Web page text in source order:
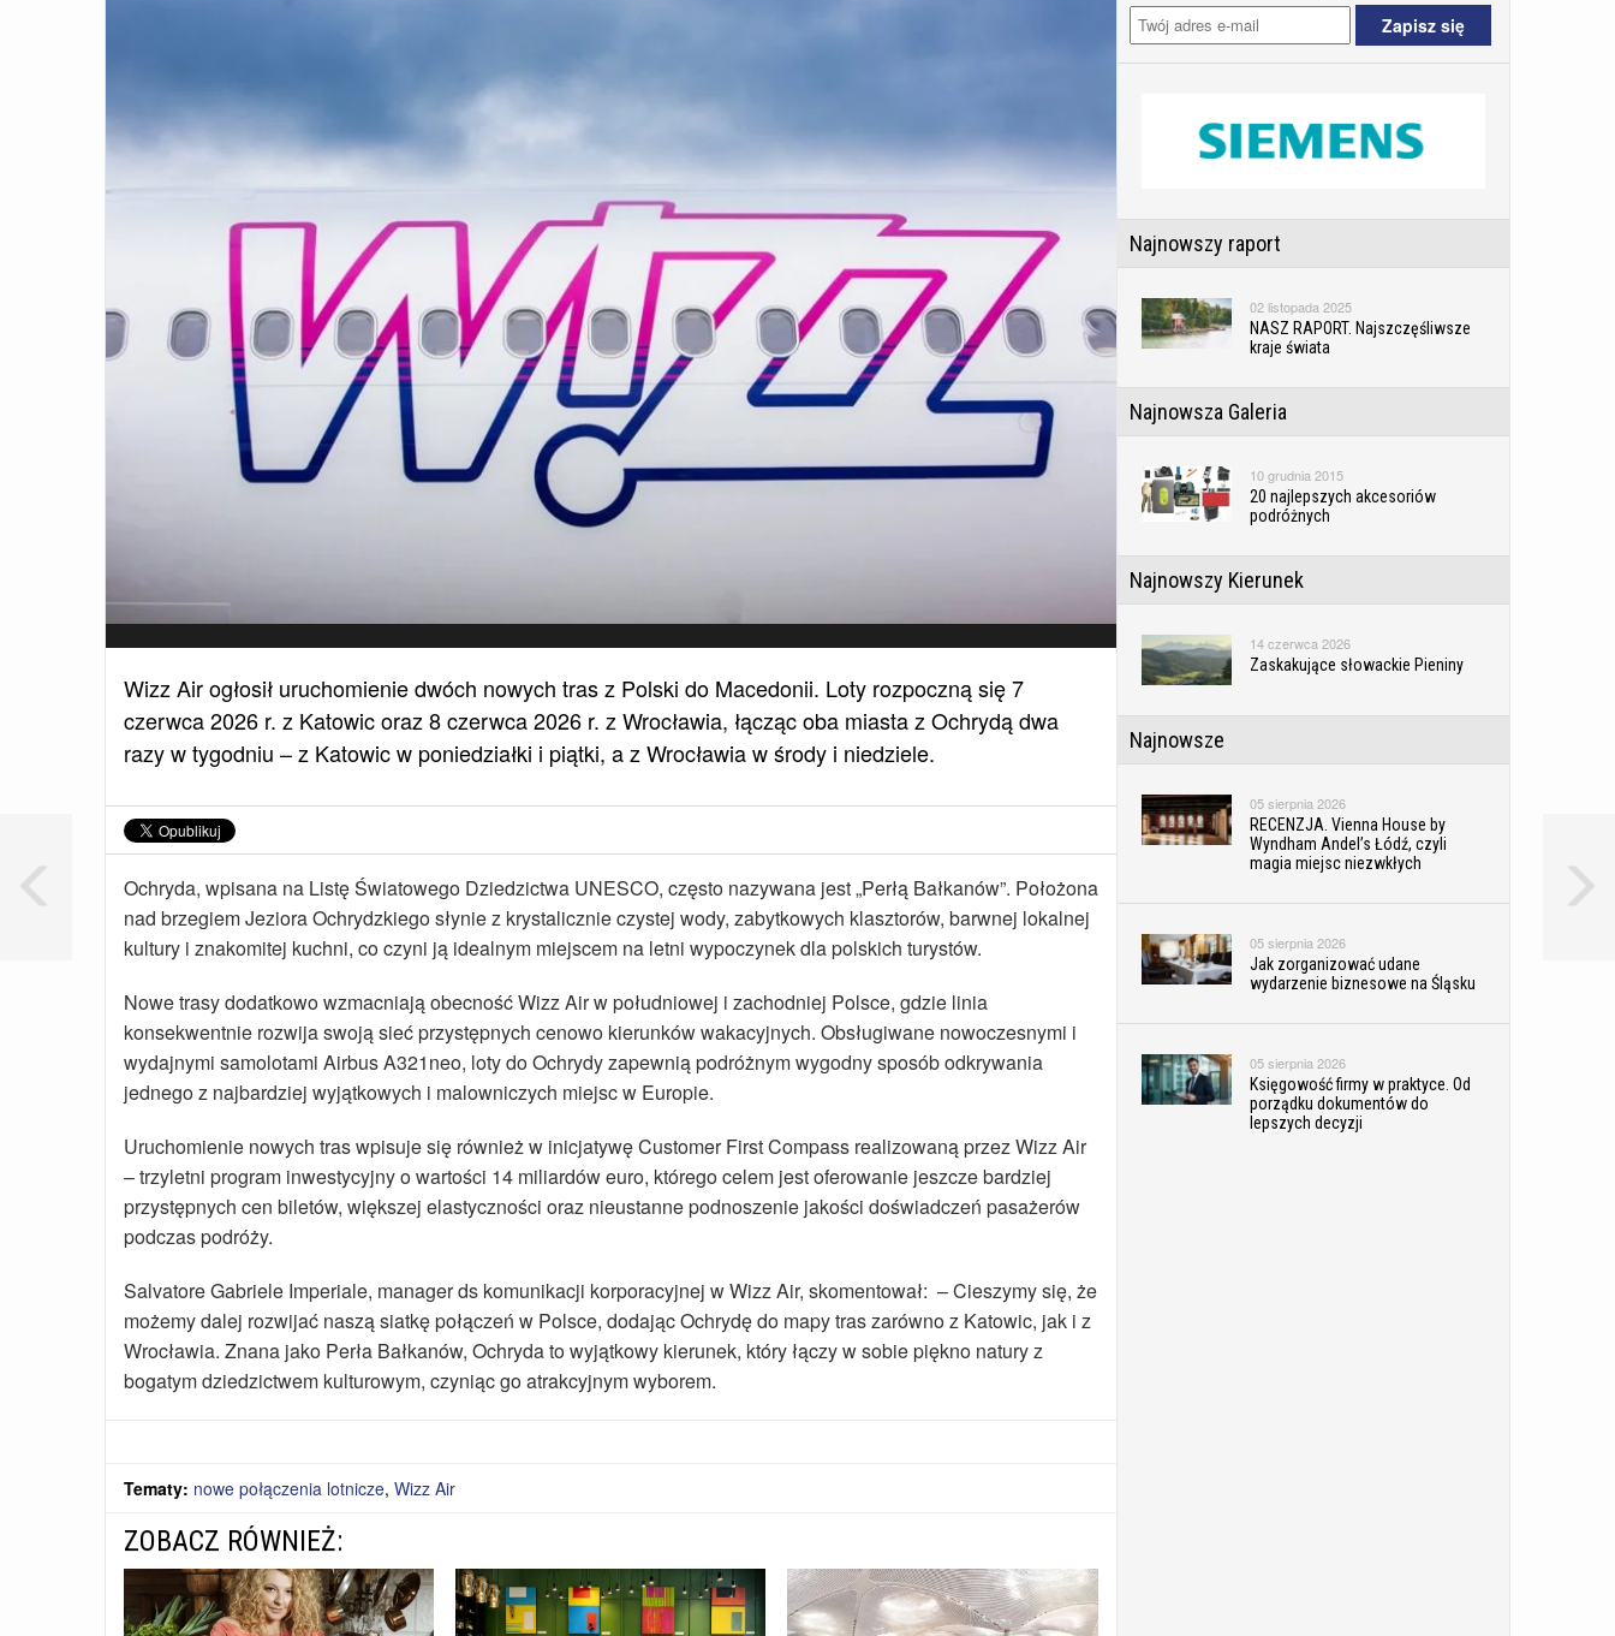
Wizz Air ogłosił uruchomienie dwóch nowych tras z Polski do Macedonii. Loty rozpoczną się 7
czerwca 2026 r. z Katowic oraz 8 czerwca 2026 r. z Wrocławia, łącząc oba miasta z Ochrydą dwa
razy w tygodniu – z Katowic w poniedziałki i piątki, a z Wrocławia w środy i niedziele.
Ochryda, wpisana na Listę Światowego Dziedzictwa UNESCO, często nazywana jest „Perłą Bałkanów”. Położona
nad brzegiem Jeziora Ochrydzkiego słynie z krystalicznie czystej wody, zabytkowych klasztorów, barwnej lokalnej
kultury i znakomitej kuchni, co czyni ją idealnym miejscem na letni wypoczynek dla polskich turystów.
Nowe trasy dodatkowo wzmacniają obecność Wizz Air w południowej i zachodniej Polsce, gdzie linia
konsekwentnie rozwija swoją sieć przystępnych cenowo kierunków wakacyjnych. Obsługiwane nowoczesnymi i
wydajnymi samolotami Airbus A321neo, loty do Ochrydy zapewnią podróżnym wygodny sposób odkrywania
jednego z najbardziej wyjątkowych i malowniczych miejsc w Europie.
Uruchomienie nowych tras wpisuje się również w inicjatywę Customer First Compass realizowaną przez Wizz Air
– trzyletni program inwestycyjny o wartości 14 miliardów euro, którego celem jest oferowanie jeszcze bardziej
przystępnych cen biletów, większej elastyczności oraz nieustanne podnoszenie jakości doświadczeń pasażerów
podczas podróży.
Salvatore Gabriele Imperiale, manager ds komunikacji korporacyjnej w Wizz Air, skomentował: – Cieszymy się, że
możemy dalej rozwijać naszą siatkę połączeń w Polsce, dodając Ochrydę do mapy tras zarówno z Katowic, jak i z
Wrocławia. Znana jako Perła Bałkanów, Ochryda to wyjątkowy kierunek, który łączy w sobie piękno natury z
bogatym dziedzictwem kulturowym, czyniąc go atrakcyjnym wyborem.
Tematy: nowe połączenia lotnicze, Wizz Air
ZOBACZ RÓWNIEŻ:
Najnowszy raport
02 listopada 2025
NASZ RAPORT. Najszczęśliwsze
kraje świata
Najnowsza Galeria
10 grudnia 2015
20 najlepszych akcesoriów
podróżnych
Najnowszy Kierunek
14 czerwca 2026
Zaskakujące słowackie Pieniny
Najnowsze
05 sierpnia 2026
RECENZJA. Vienna House by
Wyndham Andel’s Łódź, czyli
magia miejsc niezwkłych
05 sierpnia 2026
Jak zorganizować udane
wydarzenie biznesowe na Śląsku
05 sierpnia 2026
Księgowość firmy w praktyce. Od
porządku dokumentów do
lepszych decyzji